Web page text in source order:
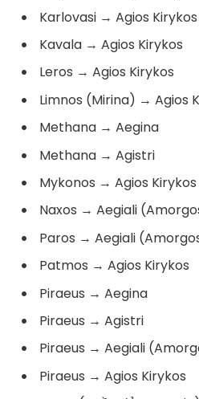
Karlovasi → Agios Kirykos
Kavala → Agios Kirykos
Leros → Agios Kirykos
Limnos (Mirina) → Agios
Methana → Aegina
Methana → Agistri
Mykonos → Agios Kirykos
Naxos → Aegiali
Paros → Aegiali
Patmos → Agios Kirykos
Piraeus → Aegina
Piraeus → Agistri
Piraeus → Aegiali
Piraeus → Agios Kirykos